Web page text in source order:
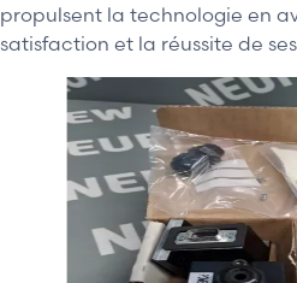
propulsent la technologie en
satisfaction et la réussite de